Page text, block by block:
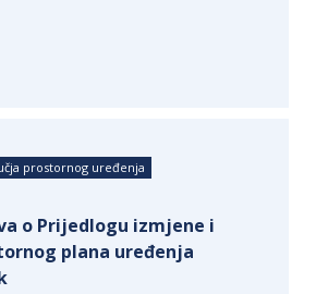
prostornog uređenja
o Prijedlogu izmjene i
plana uređenja